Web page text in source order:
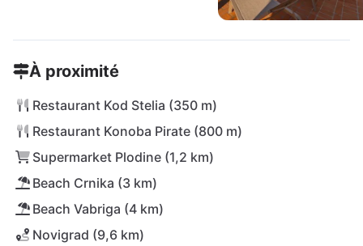
À proximité
Restaurant Kod Stelia (350 m)
Restaurant Konoba Pirate (800 m)
Supermarket Plodine (1,2 km)
Beach Crnika (3 km)
Beach Vabriga (4 km)
Novigrad (9,6 km)